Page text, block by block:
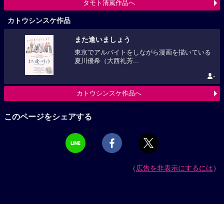
タモト清嵐作品へ
カトウシンスケ作品
また逢いましょう
東京でアルバイトをしながら漫画を描いている
夏川優希（大西礼芳...
-
カトウシンスケ作品へ
このページをシェアする
（広告を非表示にするには）